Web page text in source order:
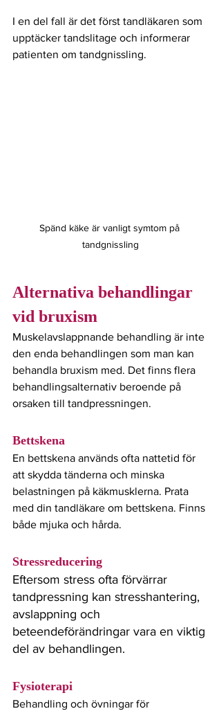
I en del fall är det först tandläkaren som
upptäcker tandslitage och informerar
patienten om tandgnissling.
Spänd käke är vanligt symtom på
tandgnissling
Alternativa behandlingar
vid bruxism
Muskelavslappnande behandling är inte
den enda behandlingen som man kan
behandla bruxism med. Det finns flera
behandlingsalternativ beroende på
orsaken till tandpressningen.
Bettskena
En bettskena används ofta nattetid för
att skydda tänderna och minska
belastningen på käkmusklerna. Prata
med din tandläkare om bettskena. Finns
både mjuka och hårda.
Stressreducering
Eftersom stress ofta förvärrar
tandpressning kan stresshantering,
avslappning och
beteendeförändringar vara en viktig
del av behandlingen.
Fysioterapi
Behandling och övningar för